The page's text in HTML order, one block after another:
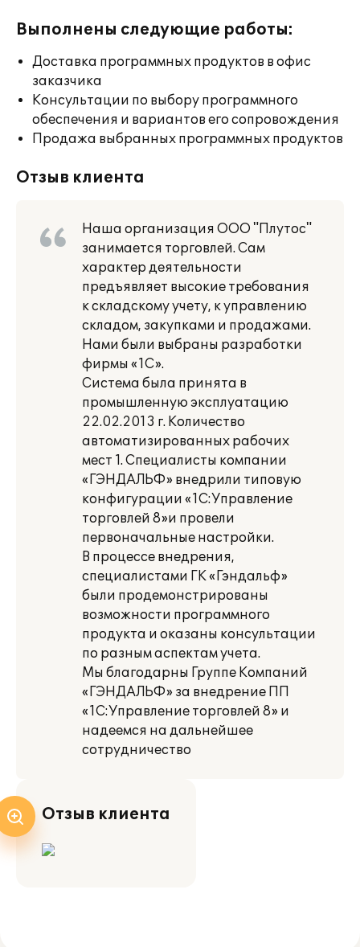
Выполнены следующие работы:
Доставка программных продуктов в офис
заказчика
Консультации по выбору программного
обеспечения и вариантов его сопровождения
Продажа выбранных программных продуктов
Отзыв клиента
Наша организация ООО "Плутос"
занимается торговлей. Сам
характер деятельности
предъявляет высокие требования
к складскому учету, к управлению
складом, закупками и продажами.
Нами были выбраны разработки
фирмы «1С».
Система была принята в
промышленную эксплуатацию
22.02.2013 г. Количество
автоматизированных рабочих
мест 1. Специалисты компании
«ГЭНДАЛЬФ» внедрили типовую
конфигурации «1С:Управление
торговлей 8»и провели
первоначальные настройки.
В процессе внедрения,
специалистами ГК «Гэндальф»
были продемонстрированы
возможности программного
продукта и оказаны консультации
по разным аспектам учета.
Мы благодарны Группе Компаний
«ГЭНДАЛЬФ» за внедрение ПП
«1С:Управление торговлей 8» и
надеемся на дальнейшее
сотрудничество
Отзыв клиента